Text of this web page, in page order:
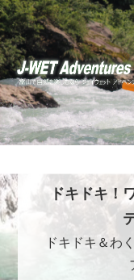
ドキドキ！
ドキドキ＆わ